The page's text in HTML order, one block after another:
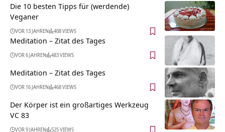
Die 10 besten Tipps für (werdende)
Veganer
VOR 13 JAHREN 408 VIEWS
Meditation – Zitat des Tages
VOR 6 JAHREN 483 VIEWS
Meditation – Zitat des Tages
VOR 16 JAHREN 468 VIEWS
Der Körper ist ein großartiges Werkzeug
VC 83
VOR 9 JAHREN 525 VIEWS